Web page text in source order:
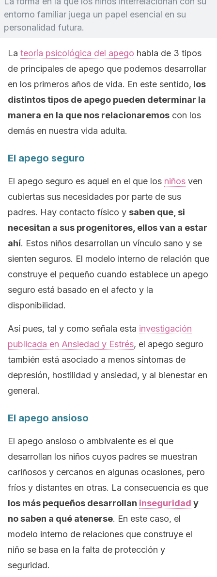
entorno familiar juega un papel esencial en su
personalidad futura.
La teoría psicológica del apego habla de 3 tipos
de principales de apego que podemos desarrollar
en los primeros años de vida. En este sentido, los
distintos tipos de apego pueden determinar la
manera en la que nos relacionaremos con los
demás en nuestra vida adulta.
El apego seguro
El apego seguro es aquel en el que los niños ven
cubiertas sus necesidades por parte de sus
padres. Hay contacto físico y saben que, si
necesitan a sus progenitores, ellos van a estar
ahí. Estos niños desarrollan un vínculo sano y se
sienten seguros. El modelo interno de relación que
construye el pequeño cuando establece un apego
seguro está basado en el afecto y la
disponibilidad.
Así pues, tal y como señala esta investigación
publicada en Ansiedad y Estrés, el apego seguro
también está asociado a menos síntomas de
depresión, hostilidad y ansiedad, y al bienestar en
general.
El apego ansioso
El apego ansioso o ambivalente es el que
desarrollan los niños cuyos padres se muestran
cariñosos y cercanos en algunas ocasiones, pero
fríos y distantes en otras. La consecuencia es que
los más pequeños desarrollan inseguridad y
no saben a qué atenerse. En este caso, el
modelo interno de relaciones que construye el
niño se basa en la falta de protección y
seguridad.